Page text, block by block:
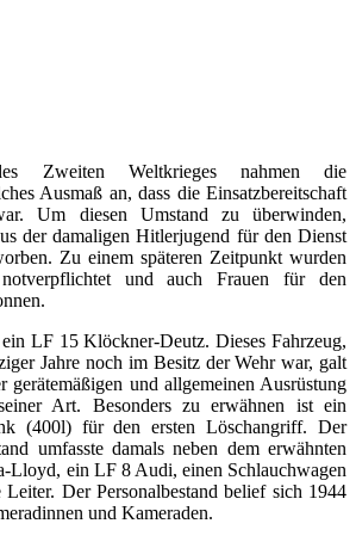
Zweiten Weltkrieges nahmen die
Ausmaß an, dass die Einsatzbereitschaft
Um diesen Umstand zu überwinden,
der damaligen Hitlerjugend für den Dienst
Zu einem späteren Zeitpunkt wurden
und auch Frauen für den
LF 15 Klöckner-Deutz. Dieses Fahrzeug,
Jahre noch im Besitz der Wehr war, galt
gerätemäßigen und allgemeinen Ausrüstung
Art. Besonders zu erwähnen ist ein
(400l) für den ersten Löschangriff. Der
umfasste damals neben dem erwähnten
Lloyd, ein LF 8 Audi, einen Schlauchwagen
Leiter. Der Personalbestand belief sich 1944
und Kameraden.